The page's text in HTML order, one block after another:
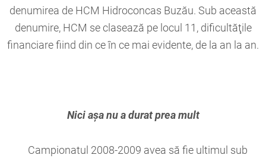
denumirea de HCM Hidroconcas Buzău. Sub această
denumire, HCM se clasează pe locul 11, dificultăţile
financiare fiind din ce în ce mai evidente, de la an la an.
Nici aşa nu a durat prea mult
Campionatul 2008-2009 avea să fie ultimul sub